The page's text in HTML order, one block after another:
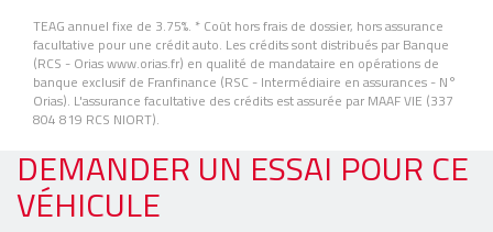
TEAG annuel fixe de 3.75%. * Coût hors frais de dossier, hors assurance
facultative pour une crédit auto. Les crédits sont distribués par Banque
(RCS - Orias www.orias.fr) en qualité de mandataire en opérations de
banque exclusif de Franfinance (RSC - Intermédiaire en assurances - N°
Orias). L'assurance facultative des crédits est assurée par MAAF VIE (337
804 819 RCS NIORT).
DEMANDER UN ESSAI POUR CE
VÉHICULE